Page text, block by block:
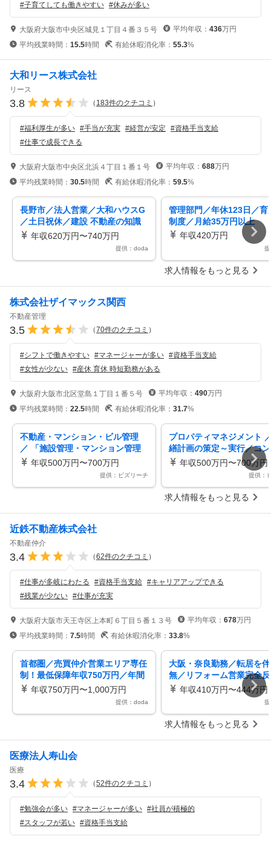
#子育てしても働きやすい #休みが多い
大阪府大阪市中央区城見１丁目４番３５号 平均年収： 436万円
平均残業時間： 15.5時間 有給休暇消化率： 55.3%
大和リース株式会社
リース
3.8 （ 183件のクチコミ ）
#福利厚生が多い #手当が充実 #経営が安定 #資格手当支給
#仕事で成長できる
大阪府大阪市中央区北浜４丁目１番１号 平均年収： 688万円
平均残業時間： 30.5時間 有給休暇消化率： 59.5%
長野市／法人営業／大和ハウスG
／土日祝休／建設 不動産の知識
を活かし年間休日123日／残業少
年収620万円〜740万円
提供：doda
管理部門／年休123日／育
制度／月給35万円以上
年収420万円
求人情報をもっと見る
株式会社ザイマックス関西
不動産管理
3.5 （70件のクチコミ ）
#シフトで働きやすい #マネージャーが多い #資格手当支給
#女性が少ない #産休 育休 時短勤務がある
大阪府大阪市北区堂島１丁目１番５号 平均年収： 490万円
平均残業時間： 22.5時間 有給休暇消化率： 31.7%
不動産・マンション・ビル管理
／ 「施設管理・マンション管理
経験者歓迎」多店舗・公共施設の
包括管理ポジション／平均残業10
年収500万円〜700万円
提供：ビズリーチ
プロパティマネジメント
繕計画の策定～実行／コ
クションマネジメント（
／施工管理経験者歓迎）
スタイム
年収500万円〜700万円
提供：
求人情報をもっと見る
近鉄不動産株式会社
不動産仲介
3.4 （62件のクチコミ ）
#仕事が多岐にわたる #資格手当支給 #キャリアアップできる
#残業が少ない #仕事が充実
大阪府大阪市天王寺区上本町６丁目５番１３号 平均年収： 678万円
平均残業時間： 7.5時間 有給休暇消化率： 33.8%
首都圏／売買仲介営業エリア専任
制！最低保障年収750万円／年間
休日124日
年収750万円〜1,000万円
提供：doda
大阪・奈良勤務／転居を
無／リフォーム営業完全
／年休１２４日／定着率
年収410万円〜444万円
求人情報をもっと見る
医療法人寿山会
医療
3.4 （52件のクチコミ ）
#勉強会が多い #マネージャーが多い #社員が積極的
#スタッフが若い #資格手当支給